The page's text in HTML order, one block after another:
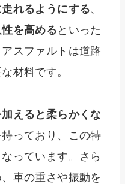
れるようにする、
を高める といった
スファルトは道路
材料です。
えると柔らかくな
持っており、この特
っています。さら
車の重さや振動を